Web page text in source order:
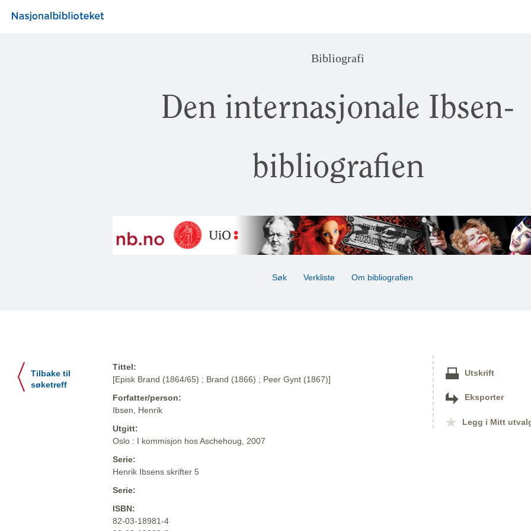
Bibliografi
Den internasjonale Ibsen-
bibliografien
Søk Verkliste Om bibliografien
Tilbake til
søketreff
Tittel:
[Episk Brand (1864/65) ; Brand (1866) ; Peer Gynt (1867)]
Forfatter/person:
Ibsen, Henrik
Utgitt:
Oslo : I kommisjon hos Aschehoug, 2007
Serie:
Henrik Ibsens skrifter 5
Serie:
ISBN:
82-03-18981-4
Utskrift
Eksporter
Legg i Mitt